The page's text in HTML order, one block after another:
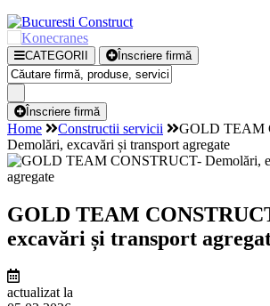
CATEGORII Înscriere firmă
Înscriere firmă
Home Constructii servicii
GOLD TEAM
Demolări, excavări și transport agregate
GOLD TEAM
excavări și transport
actualizat la